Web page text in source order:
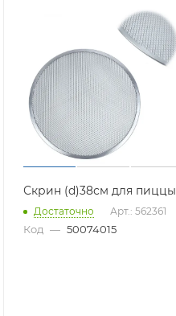
Скрин (d)38см для пиццы
Достаточно Арт.: 562361
Код — 50074015